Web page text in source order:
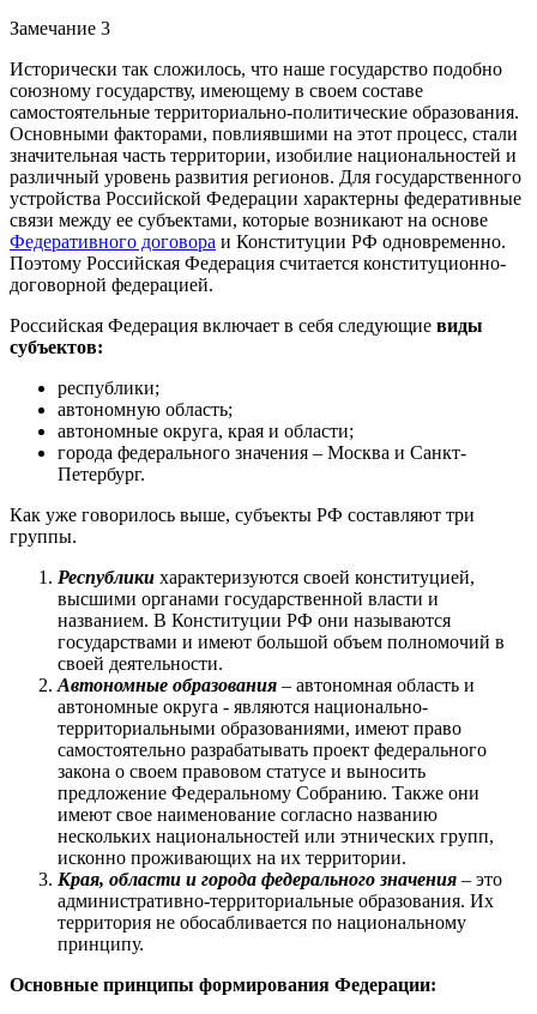
Замечание 3
Исторически так сложилось, что наше государство подобно
союзному государству, имеющему в своем составе
самостоятельные территориально-политические образования.
Основными факторами, повлиявшими на этот процесс, стали
значительная часть территории, изобилие национальностей и
различный уровень развития регионов. Для государственного
устройства Российской Федерации характерны федеративные
связи между ее субъектами, которые возникают на основе
Федеративного договора и Конституции РФ одновременно.
Поэтому Российская Федерация считается конституционно-
договорной федерацией.
Российская Федерация включает в себя следующие виды
субъектов:
республики;
автономную область;
автономные округа, края и области;
города федерального значения – Москва и Санкт-
Петербург.
Как уже говорилось выше, субъекты РФ составляют три
группы.
Республики характеризуются своей конституцией,
высшими органами государственной власти и
названием. В Конституции РФ они называются
государствами и имеют большой объем полномочий в
своей деятельности.
Автономные образования – автономная область и
автономные округа - являются национально-
территориальными образованиями, имеют право
самостоятельно разрабатывать проект федерального
закона о своем правовом статусе и выносить
предложение Федеральному Собранию. Также они
имеют свое наименование согласно названию
нескольких национальностей или этнических групп,
исконно проживающих на их территории.
Края, области и города федерального значения – это
административно-территориальные образования. Их
территория не обосабливается по национальному
принципу.
Основные принципы формирования Федерации: